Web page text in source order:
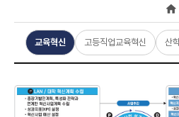
교육혁신 고등직업교육혁신 산